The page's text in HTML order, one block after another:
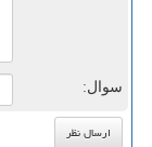
سوال: